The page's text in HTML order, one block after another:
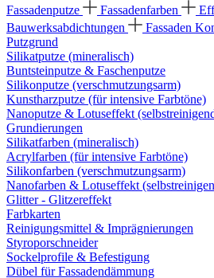
Fassadenputze
Fassadenfarben
Bauwerksabdichtungen
Fassaden
Putzgrund
Silikatputze (mineralisch)
Buntsteinputze & Faschenputze
Silikonputze (verschmutzungsarm)
Kunstharzputze (für intensive Farbtöne)
Nanoputze & Lotuseffekt
Grundierungen
Silikatfarben (mineralisch)
Acrylfarben (für intensive Farbtöne)
Silikonfarben (verschmutzungsarm)
Nanofarben & Lotuseffekt
Glitter - Glitzereffekt
Farbkarten
Reinigungsmittel & Imprägnierungen
Styroporschneider
Sockelprofile & Befestigung
Dübel für Fassadendämmung